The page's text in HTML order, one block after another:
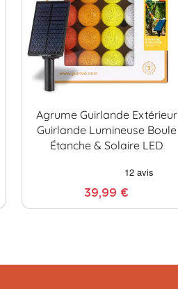
Agrume Guirlande Extérieur
Guirlande Lumineuse Boule
Étanche & Solaire LED
39,99 €